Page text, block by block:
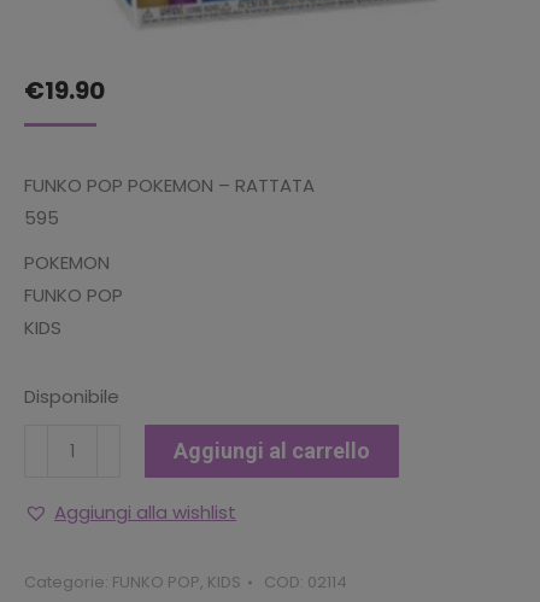
€19.90
FUNKO POP POKEMON – RATTATA
595
POKEMON
FUNKO POP
KIDS
Disponibile
FUNKO
POKEMON
RATTATA
Aggiungi al carrello
Aggiungi alla wishlist
Categorie: FUNKO POP, KIDS COD: 02114